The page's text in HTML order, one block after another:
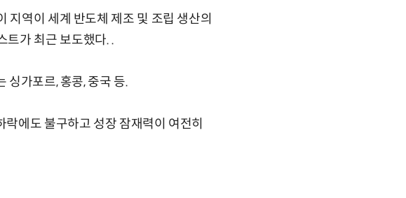
지역이 세계 반도체 제조 및 조립 생산의
트가 최근 보도했다. .
싱가포르, 홍콩, 중국 등.
에도 불구하고 성장 잠재력이 여전히